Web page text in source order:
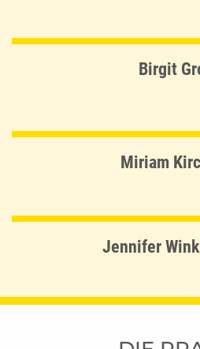
Birgit
Miriam
Jennifer